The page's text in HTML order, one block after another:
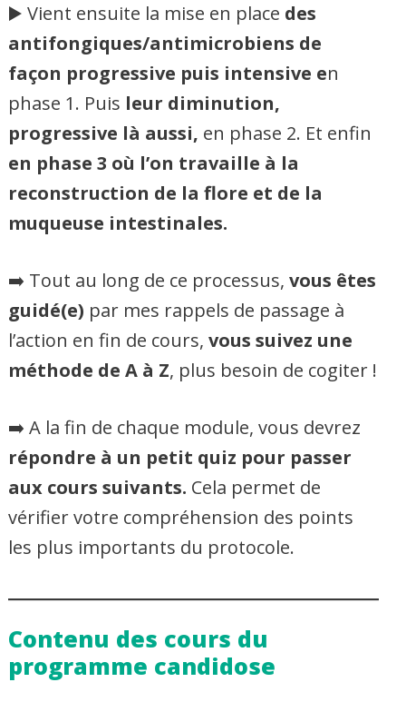
▶️ Vient ensuite la mise en place des
antifongiques/antimicrobiens de
façon progressive puis intensive en
phase 1. Puis leur diminution,
progressive là aussi, en phase 2. Et enfin
en phase 3 où l’on travaille à la
reconstruction de la flore et de la
muqueuse intestinales.
➡️ Tout au long de ce processus, vous êtes
guidé(e) par mes rappels de passage à
l’action en fin de cours, vous suivez une
méthode de A à Z, plus besoin de cogiter !
➡️ A la fin de chaque module, vous devrez
répondre à un petit quiz pour passer
aux cours suivants. Cela permet de
vérifier votre compréhension des points
les plus importants du protocole.
Contenu des cours du
programme candidose